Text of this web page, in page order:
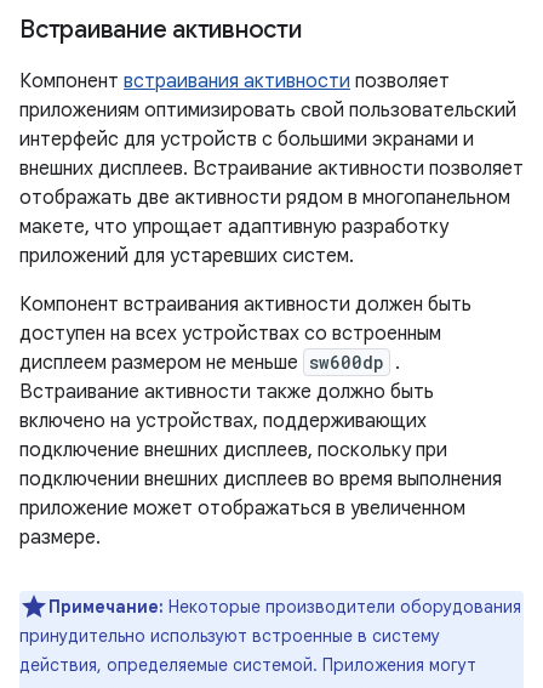
Встраивание активности
Компонент встраивания активности позволяет
приложениям оптимизировать свой пользовательский
интерфейс для устройств с большими экранами и
внешних дисплеев. Встраивание активности позволяет
отображать две активности рядом в многопанельном
макете, что упрощает адаптивную разработку
приложений для устаревших систем.
Компонент встраивания активности должен быть
доступен на всех устройствах со встроенным
дисплеем размером не меньше sw600dp .
Встраивание активности также должно быть
включено на устройствах, поддерживающих
подключение внешних дисплеев, поскольку при
подключении внешних дисплеев во время выполнения
приложение может отображаться в увеличенном
размере.
Примечание: Некоторые производители оборудования
принудительно используют встроенные в систему
действия, определяемые системой. Приложения могут